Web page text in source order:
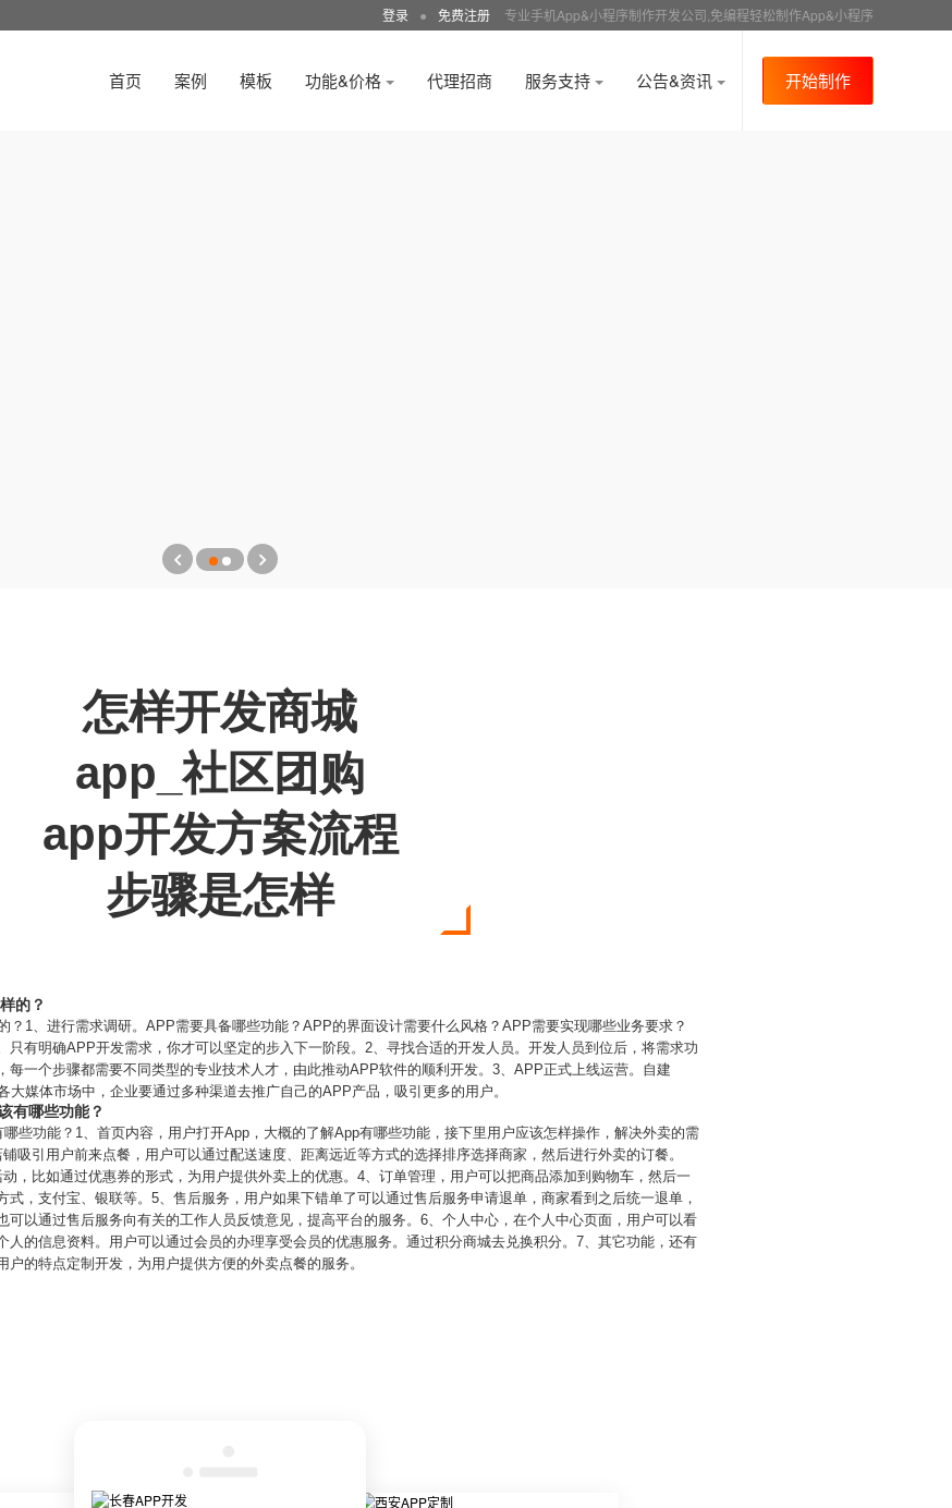
登录 ● 免费注册 专业手机App&小程序制作开发公司,免编程轻松制作App&小程序
首页 案例 模板 功能&价格 代理招商 服务支持 公告&资讯 开始制作
怎样开发商城
app_社区团购
app开发方案流程
步骤是怎样
的？
？1、进行需求调研。APP需要具备哪些功能？APP的界面设计需要什么风格？APP需要实现哪些业务要求？
只有明确APP开发需求，你才可以坚定的步入下一阶段。2、寻找合适的开发人员。开发人员到位后，将需求功
每一个步骤都需要不同类型的专业技术人才，由此推动APP软件的顺利开发。3、APP正式上线运营。自建
媒体市场中，企业要通过多种渠道去推广自己的APP产品，吸引更多的用户。
有哪些功能？
些功能？1、首页内容，用户打开App，大概的了解App有哪些功能，接下里用户应该怎样操作，解决外卖的需
吸引用户前来点餐，用户可以通过配送速度、距离远近等方式的选择排序选择商家，然后进行外卖的订餐。
，比如通过优惠券的形式，为用户提供外卖上的优惠。4、订单管理，用户可以把商品添加到购物车，然后一
式，支付宝、银联等。5、售后服务，用户如果下错单了可以通过售后服务申请退单，商家看到之后统一退单，
可以通过售后服务向有关的工作人员反馈意见，提高平台的服务。6、个人中心，在个人中心页面，用户可以看
人的信息资料。用户可以通过会员的办理享受会员的优惠服务。通过积分商城去兑换积分。7、其它功能，还有
的特点定制开发，为用户提供方便的外卖点餐的服务。